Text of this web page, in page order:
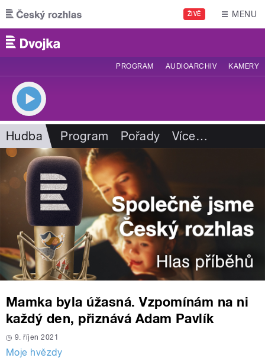
Přejít k hlavnímu obsahu
ŽIVĚ MENU
PROGRAM AUDIOARCHIV KAMERY
Hudba Program Pořady Více…
Mamka byla úžasná. Vzpomínám na ni
každý den, přiznává Adam Pavlík
9. říjen 2021
Moje hvězdy